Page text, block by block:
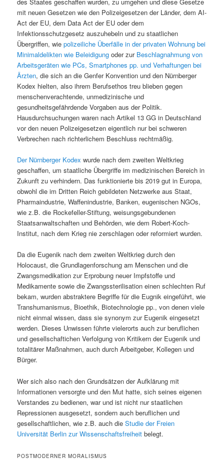
mit neuen Gesetzen wie den Polizeigesetzen der Länder, dem AI-
Act der EU, dem Data Act der EU oder dem
Infektionsschutzgesetz auszuhebeln und zu staatlichen
Übergriffen, wiepolizeiliche Überfälle in der privaten Wohnung bei
Minimaldelikten wie Beleidigung oder zur Beschlagnahmung von
Arbeitsgeräten wie PCs, Smartphones pp. und Verhaftungen bei
Ärzten, die sich an die Genfer Konvention und den Nürnberger
Kodex hielten, also ihrem Berufsethos treu blieben gegen
menschenverachtende, unmedizinische und
gesundheitsgefährdende Vorgaben aus der Politik.
Hausdurchsuchungen waren nach Artikel 13 GG in Deutschland
vor den neuen Polizeigesetzen eigentlich nur bei schweren
Verbrechen nach richterlichem Beschluss rechtmäßig.
Der Nürnberger Kodex wurde nach dem zweiten Weltkrieg
geschaffen, um staatliche Übergriffe im medizinischen Bereich in
Zukunft zu verhindern. Das funktionierte bis 2019 gut in Europa,
obwohl die im Dritten Reich gebildeten Netzwerke aus Staat,
Pharmaindustrie, Waffenindustrie, Banken, eugenischen NGOs,
wie z.B. die Rockefeller-Stiftung, weisungsgebundenen
Staatsanwaltschaften und Behörden, wie dem Robert-Koch-
Institut, nach dem Krieg nie zerschlagen oder reformiert wurden.
Da die Eugenik nach dem zweiten Weltkrieg durch den
Holocaust, die Grundlagenforschung am Menschen und die
Zwangsmedikation zur Erprobung neuer Impfstoffe und
Medikamente sowie die Zwangssterilisation einen schlechten Ruf
bekam, wurden abstraktere Begriffe für die Eugnik eingeführt, wie
Transhumanismus, Bioethik, Biotechnologie pp., von denen viele
nicht einmal wissen, dass sie synonym zur Eugenik eingesetzt
werden. Dieses Unwissen führte vielerorts auch zur beruflichen
und gesellschaftichen Verfolgung von Kritikern der Eugenik und
totalitärer Maßnahmen, auch durch Arbeitgeber, Kollegen und
Bürger.
Wer sich also nach den Grundsätzen der Aufklärung mit
Informationen versorgte und den Mut hatte, sich seines eigenen
Verstandes zu bedienen, war und ist nicht nur staatlichen
Repressionen ausgesetzt, sondern auch beruflichen und
gesellschaftlichen, wie z.B. auch dieStudie der Freien
Universität Berlin zur Wissenschaftsfreiheitbelegt.
POSTMODERNER MORALISMUS